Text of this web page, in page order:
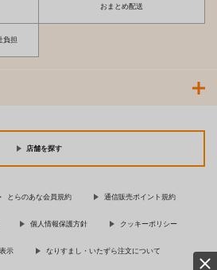
おまとめ配送
負担
店舗を探す
とらのあな会員規約 通信販売ポイント規約
個人情報保護方針 クッキーポリシー
示 なりすまし・いたずら注文について